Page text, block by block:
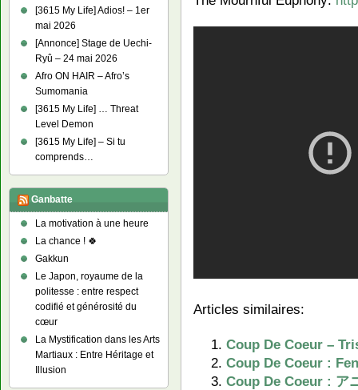
Articles similaires:
Coup De Coeur –
Coup De Coeur :
Coup De Coeur : ア
[3615 My Life] Adios! – 1er
mai 2026
[Annonce] Stage de Uechi-
Ryû – 24 mai 2026
Afro ON HAIR – Afro’s
Sumomania
[3615 My Life] … Threat
Level Demon
[3615 My Life] – Si tu
comprends…
Ganbatte
La motivation à une heure
La chance ! 🍀
Gakkun
Le Japon, royaume de la
politesse : entre respect
codifié et générosité du
cœur
La Mystification dans les Arts
Martiaux : Entre Héritage et
Illusion